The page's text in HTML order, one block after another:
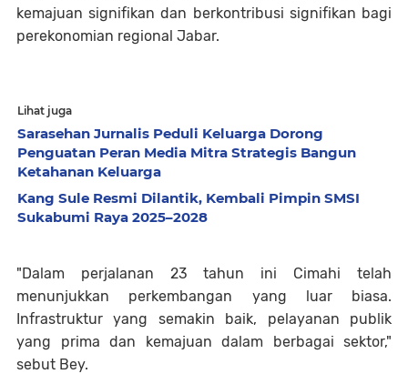
kemajuan signifikan dan berkontribusi signifikan bagi
perekonomian regional Jabar.
Lihat juga
Sarasehan Jurnalis Peduli Keluarga Dorong
Penguatan Peran Media Mitra Strategis Bangun
Ketahanan Keluarga
Kang Sule Resmi Dilantik, Kembali Pimpin SMSI
Sukabumi Raya 2025–2028
"Dalam perjalanan 23 tahun ini Cimahi telah
menunjukkan perkembangan yang luar biasa.
Infrastruktur yang semakin baik, pelayanan publik
yang prima dan kemajuan dalam berbagai sektor,"
sebut Bey.